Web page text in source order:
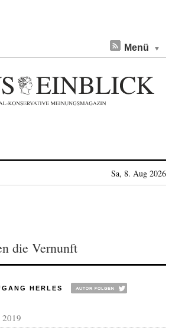
Menü
Sa, 8. Aug 2026
die Vernunft
HERLES
2019